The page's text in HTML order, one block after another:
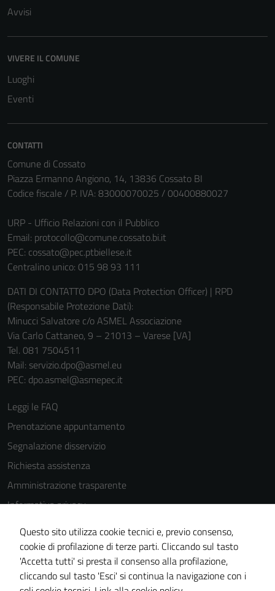
Avvisi
VIVERE IL COMUNE
Luoghi
Eventi
CONTATTI
Comune di Cossato
Piazza Ermanno Angiono, 14, 13836 Cossato BI
Codice fiscale / P. IVA: 83000070025 / 00400880027
URP - Ufficio Relazioni con il Pubblico
Email: protocollo@comune.cossato.bi.it
PEC: cossato@pec.ptbiellese.it
Centralino unico: 015 98 93 111
DATI DI CONTATTO DPO (Data Protection Officer) | RPD
(Responsabile Protezione Dati):
Minucci Salvatore c/o ASMEL Associazione
Via Carlo Cattaneo, 9 – 21013 – Varese [VA]
Tel. 081 7504511
Mail: servizio.dpo@asmel.eu
PEC: dpo.asmel@asmepec.it
Leggi le FAQ
Prenotazione appuntamento
Segnalazione disservizio
Richiesta assistenza
Amministrazione trasparente
Informativa privacy
Cookie Policy
Note legali
Dichiarazione di accessibilità
Piano di miglioramento del sito
Questo sito utilizza cookie tecnici e, previo consenso,
cookie di profilazione di terze parti. Cliccando sul tasto
'Accetta tutti' si presta il consenso alla profilazione,
cliccando sul tasto 'Esci' si continua la navigazione con i